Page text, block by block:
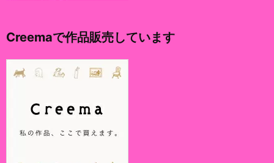
Creemaで作品販売しています